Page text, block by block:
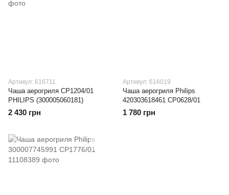
Артикул: 616711
Чаша аерогриля CP1204/01
PHILIPS (300005060181)
2 430 грн
Артикул: 616019
Чаша аерогриля Philips
420303618461 CP0628/01
1 780 грн